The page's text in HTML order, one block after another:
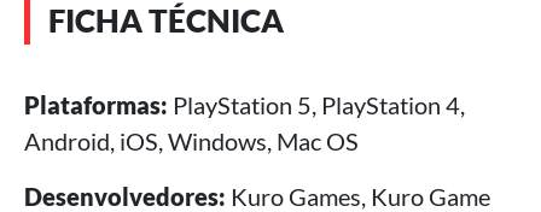
FICHA TÉCNICA
Plataformas: PlayStation 5, PlayStation 4,
Android, iOS, Windows, Mac OS
Desenvolvedores: Kuro Games, Kuro Game